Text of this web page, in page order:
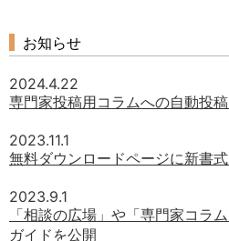
お知らせ
2024.4.22
専門家投稿用コラムへの自動投
2023.11.1
無料ダウンロードページに新書
2023.9.1
「相談の広場」や「専門家コラ
ガイドを公開